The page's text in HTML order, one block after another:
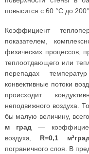
повысится с 60 °С до
Коэффициент
показателем,
физических процессов,
теплоотдающего или
перепадах
конвективные потоки
происходит
неподвижного воздуха.
бы малую величину,
м град —
воздуха, R=0,1
пограничного слоя. В